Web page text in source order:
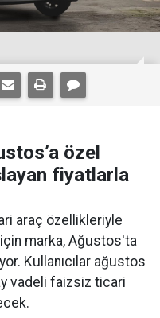
özel
fiyatlarla
araç özellikleriyle
marka, Ağustos'ta
Kullanıcılar ağustos
vadeli faizsiz ticari